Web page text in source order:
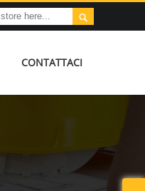

CONTATTACI